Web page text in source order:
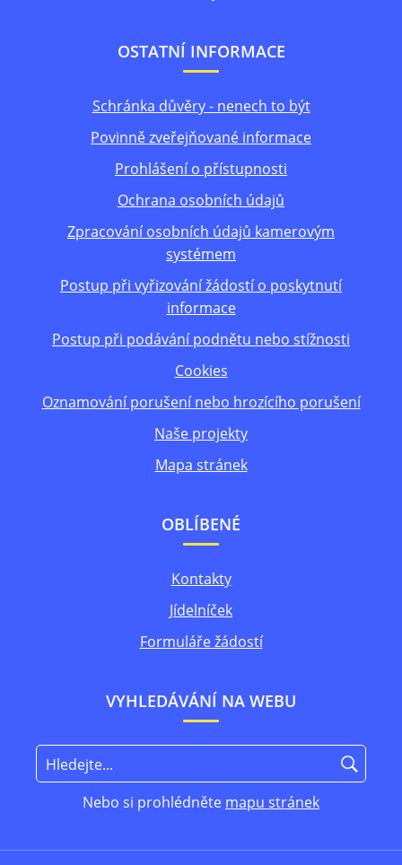
OSTATNÍ INFORMACE
Schránka důvěry - nenech to být
Povinně zveřejňované informace
Prohlášení o přístupnosti
Ochrana osobních údajů
Zpracování osobních údajů kamerovým
systémem
Postup při vyřizování žádostí o poskytnutí
informace
Postup při podávání podnětu nebo stížnosti
Cookies
Oznamování porušení nebo hrozícího porušení
Naše projekty
Mapa stránek
OBLÍBENÉ
Kontakty
Jídelníček
Formuláře žádostí
VYHLEDÁVÁNÍ NA WEBU
Nebo si prohlédněte mapu stránek